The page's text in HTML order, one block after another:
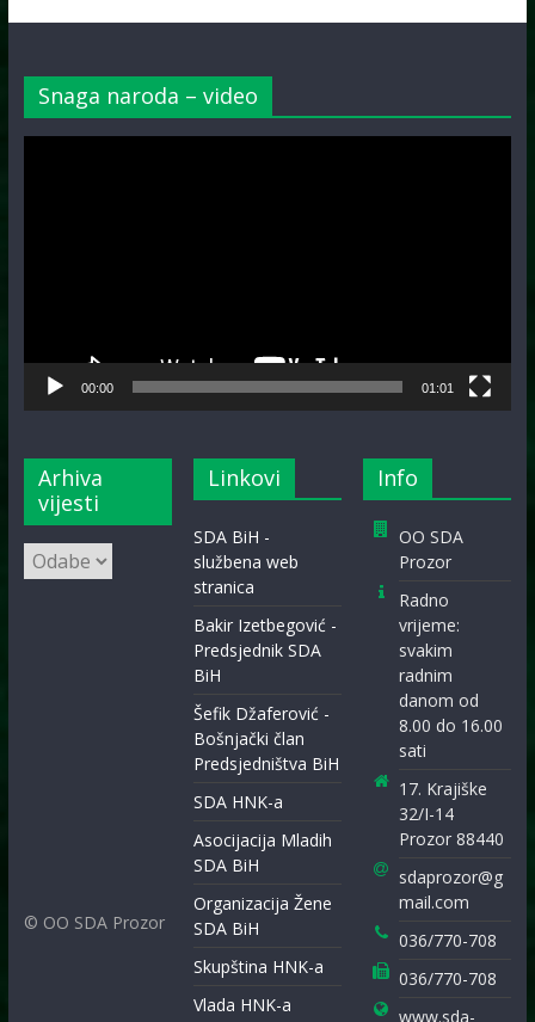
Snaga naroda – video
00:00 01:01
Arhiva
vijesti
Arhiva
vijesti
© OO SDA Prozor
Linkovi
SDA BiH -
službena web
stranica
Bakir Izetbegović -
Predsjednik SDA
BiH
Šefik Džaferović -
Bošnjački član
Predsjedništva BiH
SDA HNK-a
Asocijacija Mladih
SDA BiH
Organizacija Žene
SDA BiH
Skupština HNK-a
Vlada HNK-a
Info
OO SDA
Prozor
Radno
vrijeme:
svakim
radnim
danom od
8.00 do 16.00
sati
17. Krajiške
32/I-14
Prozor 88440
sdaprozor@g
mail.com
036/770-708
036/770-708
www.sda-